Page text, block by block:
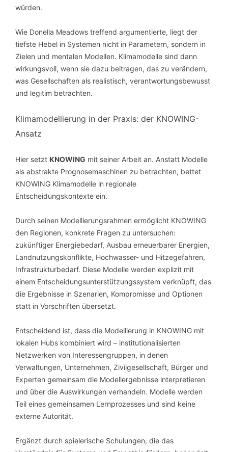
würden.
Wie Donella Meadows treffend argumentierte, liegt der
tiefste Hebel in Systemen nicht in Parametern, sondern in
Zielen und mentalen Modellen. Klimamodelle sind dann
wirkungsvoll, wenn sie dazu beitragen, das zu verändern,
was Gesellschaften als realistisch, verantwortungsbewusst
und legitim betrachten.
Klimamodellierung in der Praxis: der KNOWING-
Ansatz
Hier setzt KNOWING mit seiner Arbeit an. Anstatt Modelle
als abstrakte Prognosemaschinen zu betrachten, bettet
KNOWING Klimamodelle in regionale
Entscheidungskontexte ein.
Durch seinen Modellierungsrahmen ermöglicht KNOWING
den Regionen, konkrete Fragen zu untersuchen:
zukünftiger Energiebedarf, Ausbau erneuerbarer Energien,
Landnutzungskonflikte, Hochwasser- und Hitzegefahren,
Infrastrukturbedarf. Diese Modelle werden explizit mit
einem Entscheidungsunterstützungssystem verknüpft, das
die Ergebnisse in Szenarien, Kompromisse und Optionen
statt in Vorschriften übersetzt.
Entscheidend ist, dass die Modellierung in KNOWING mit
lokalen Hubs kombiniert wird – institutionalisierten
Netzwerken von Interessengruppen, in denen
Verwaltungen, Unternehmen, Zivilgesellschaft, Bürger und
Experten gemeinsam die Modellergebnisse interpretieren
und über die Auswirkungen verhandeln. Modelle werden
Teil eines gemeinsamen Lernprozesses und sind keine
externe Autorität.
Ergänzt durch spielerische Schulungen, die das